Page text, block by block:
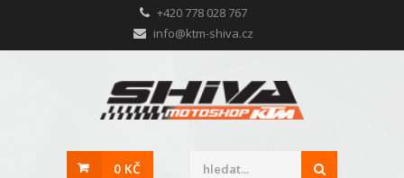
+420 778 028 767
info@ktm-shiva.cz
0 KČ